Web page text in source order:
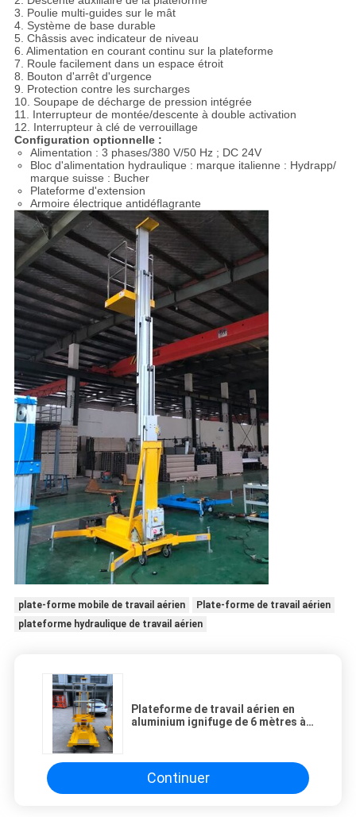
3. Poulie multi-guides sur le mât
4. Système de base durable
5. Châssis avec indicateur de niveau
6. Alimentation en courant continu sur la plateforme
7. Roule facilement dans un espace étroit
8. Bouton d'arrêt d'urgence
9. Protection contre les surcharges
10. Soupape de décharge de pression intégrée
11. Interrupteur de montée/descente à double activation
12. Interrupteur à clé de verrouillage
Configuration optionnelle :
Alimentation : 3 phases/380 V/50 Hz ; DC 24V
Bloc d'alimentation hydraulique : marque italienne : Hydrapp/
marque suisse : Bucher
Plateforme d'extension
Armoire électrique antidéflagrante
plate-forme mobile de travail aérien
Plate-forme de travail aérien
plateforme hydraulique de travail aérien
Plateforme de travail aérien en
aluminium ignifuge de 6 mètres à
Continuer